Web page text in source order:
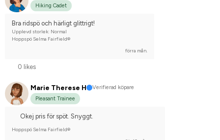
Hiking Cadet
Bra ridspö och härligt glittrigt!
Upplevd storlek: Normal
Hoppspö Selma Fairfield®
förra mån.
0 likes
Marie Therese H
Verifierad köpare
Pleasant Trainee
Okej pris för spöt. Snyggt.
Hoppspö Selma Fairfield®